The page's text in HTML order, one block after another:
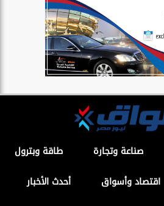
صناعة وتجارة
طاقة وبترول
اقتصاد وأسواق
أحدث الأخبار